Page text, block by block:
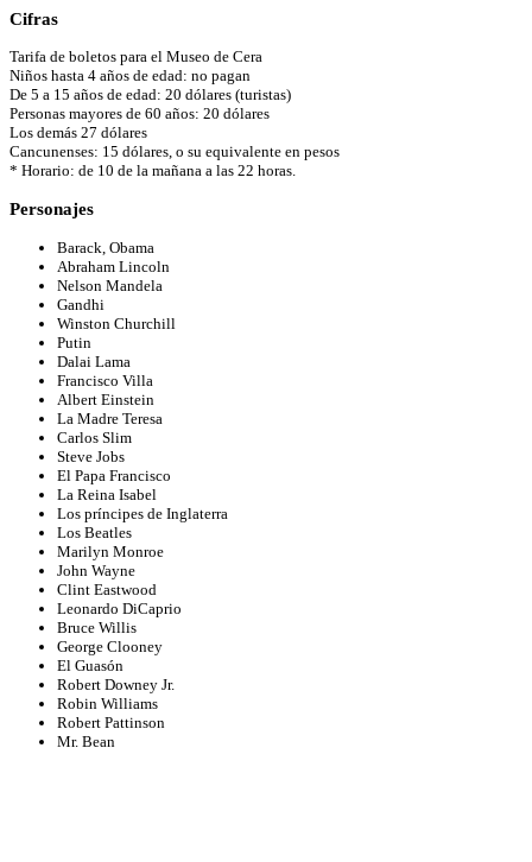
Cifras
Tarifa de boletos para el Museo de Cera
Niños hasta 4 años de edad: no pagan
De 5 a 15 años de edad: 20 dólares (turistas)
Personas mayores de 60 años: 20 dólares
Los demás 27 dólares
Cancunenses: 15 dólares, o su equivalente en pesos
* Horario: de 10 de la mañana a las 22 horas.
Personajes
Barack, Obama
Abraham Lincoln
Nelson Mandela
Gandhi
Winston Churchill
Putin
Dalai Lama
Francisco Villa
Albert Einstein
La Madre Teresa
Carlos Slim
Steve Jobs
El Papa Francisco
La Reina Isabel
Los príncipes de Inglaterra
Los Beatles
Marilyn Monroe
John Wayne
Clint Eastwood
Leonardo DiCaprio
Bruce Willis
George Clooney
El Guasón
Robert Downey Jr.
Robin Williams
Robert Pattinson
Mr. Bean